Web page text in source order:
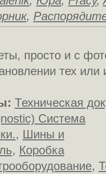
,
просто и c
тех или
Техническая
Система
, Шины и
, Коробка
,